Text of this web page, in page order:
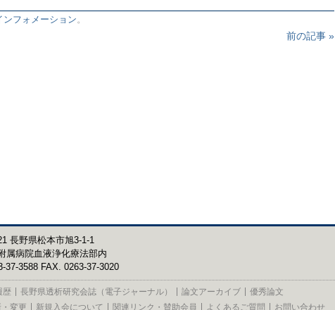
ンフォメーション。
前の記事 »
長野県松本市旭3-1-1
属病院血液浄化療法部内
37-3588 FAX. 0263-37-3020
歴 長野県透析研究会誌（電子ジャーナル） 論文アーカイブ
優秀論文
変更 新規入会について 関連リンク・賛助会員 よくあるご質問 お問い合わせ